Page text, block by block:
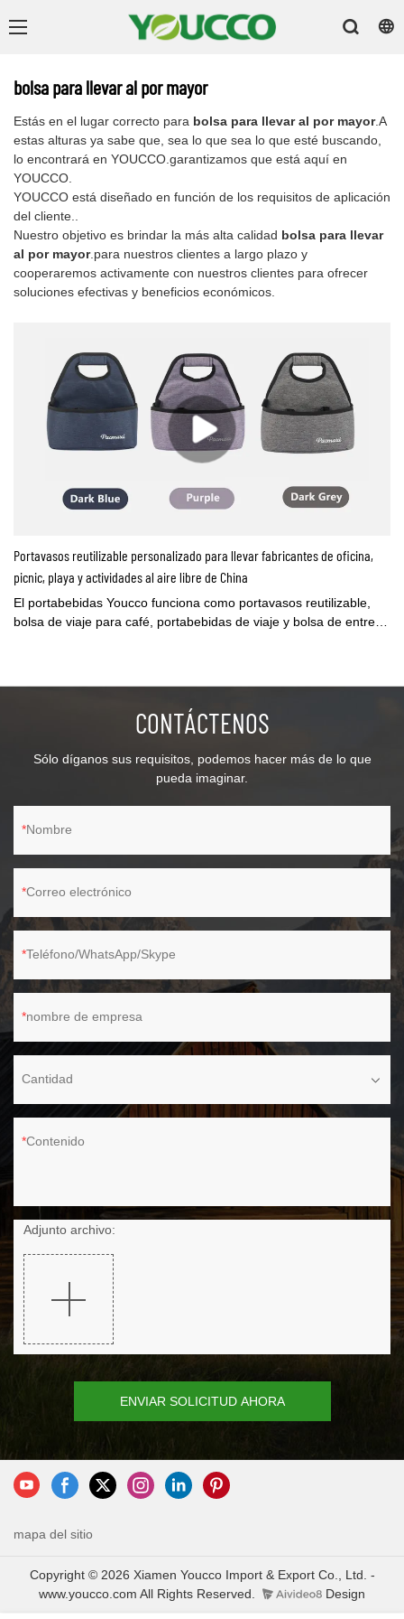
bolsa para llevar al por mayor
Estás en el lugar correcto para bolsa para llevar al por mayor.A
estas alturas ya sabe que, sea lo que sea lo que esté buscando,
lo encontrará en YOUCCO.garantizamos que está aquí en
YOUCCO.
YOUCCO está diseñado en función de los requisitos de aplicación
del cliente..
Nuestro objetivo es brindar la más alta calidad bolsa para llevar
al por mayor.para nuestros clientes a largo plazo y
cooperaremos activamente con nuestros clientes para ofrecer
soluciones efectivas y beneficios económicos.
Portavasos reutilizable personalizado para llevar fabricantes de oficina,
picnic, playa y actividades al aire libre de China
El portabebidas Youcco funciona como portavasos reutilizable,
bolsa de viaje para café, portabebidas de viaje y bolsa de entrega
CONTÁCTENOS
Sólo díganos sus requisitos, podemos hacer más de lo que
pueda imaginar.
Nombre
Correo electrónico
Teléfono/WhatsApp/Skype
nombre de empresa
Cantidad
Contenido
Adjunto archivo:
ENVIAR SOLICITUD AHORA
mapa del sitio
Copyright © 2026 Xiamen Youcco Import & Export Co., Ltd. -
www.youcco.com All Rights Reserved.
Design